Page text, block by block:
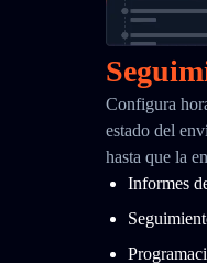
Configura
estado del
hasta que la
Informes